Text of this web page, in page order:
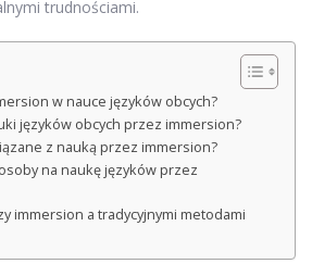
trudnościami.
w nauce języków obcych?
języków obcych przez immersion?
z nauką przez immersion?
na naukę języków przez
immersion a tradycyjnymi metodami